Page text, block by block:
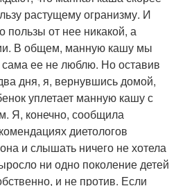
растущему огранизму. И
пользы от нее никакой, а
В общем, манную кашу мы
сама ее не люблю. Но оставив
дня, я, вернувшись домой,
уплетает манную кашу с
Я, конечно, сообщила
диетологов
и слышать ничего не хотела
ни одно поколение детей
и не против. Если